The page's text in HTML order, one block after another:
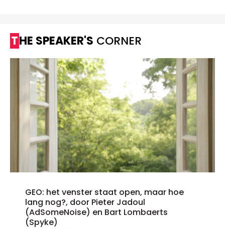
THE SPEAKER'S CORNER
GEO: het venster staat open, maar hoe
lang nog?, door Pieter Jadoul
(AdSomeNoise) en Bart Lombaerts
(Spyke)